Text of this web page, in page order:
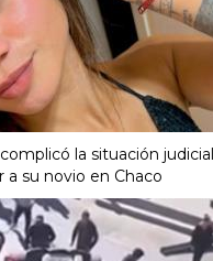
la situación
a su novio en Chaco